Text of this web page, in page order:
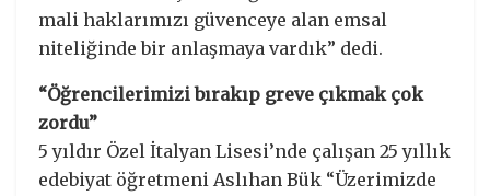
mali haklarımızı güvenceye alan emsal
niteliğinde bir anlaşmaya vardık” dedi.
“Öğrencilerimizi bırakıp greve çıkmak çok
zordu”
5 yıldır Özel İtalyan Lisesi’nde çalışan 25 yıllık
edebiyat öğretmeni Aslıhan Bük “Üzerimizde